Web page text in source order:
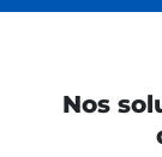
Nos